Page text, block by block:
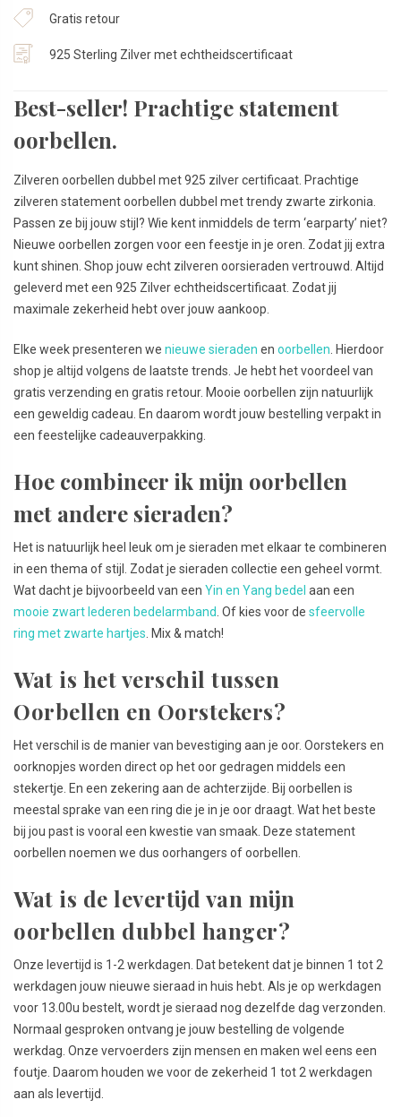
Gratis retour
925 Sterling Zilver met echtheidscertificaat
Best-seller! Prachtige statement
oorbellen.
Zilveren oorbellen dubbel met 925 zilver certificaat. Prachtige
zilveren statement oorbellen dubbel met trendy zwarte zirkonia.
Passen ze bij jouw stijl? Wie kent inmiddels de term ‘earparty’ niet?
Nieuwe oorbellen zorgen voor een feestje in je oren. Zodat jij extra
kunt shinen. Shop jouw echt zilveren oorsieraden vertrouwd. Altijd
geleverd met een 925 Zilver echtheidscertificaat. Zodat jij
maximale zekerheid hebt over jouw aankoop.
Elke week presenteren we nieuwe sieraden en oorbellen . Hierdoor
shop je altijd volgens de laatste trends. Je hebt het voordeel van
gratis verzending en gratis retour. Mooie oorbellen zijn natuurlijk
een geweldig cadeau. En daarom wordt jouw bestelling verpakt in
een feestelijke cadeauverpakking.
Hoe combineer ik mijn oorbellen
met andere sieraden?
Het is natuurlijk heel leuk om je sieraden met elkaar te combineren
in een thema of stijl. Zodat je sieraden collectie een geheel vormt.
Wat dacht je bijvoorbeeld van een Yin en Yang bedel aan een
mooie zwart lederen bedelarmband . Of kies voor de sfeervolle
ring met zwarte hartjes . Mix & match!
Wat is het verschil tussen
Oorbellen en Oorstekers?
Het verschil is de manier van bevestiging aan je oor. Oorstekers en
oorknopjes worden direct op het oor gedragen middels een
stekertje. En een zekering aan de achterzijde. Bij oorbellen is
meestal sprake van een ring die je in je oor draagt. Wat het beste
bij jou past is vooral een kwestie van smaak. Deze statement
oorbellen noemen we dus oorhangers of oorbellen.
Wat is de levertijd van mijn
oorbellen dubbel hanger?
Onze levertijd is 1-2 werkdagen. Dat betekent dat je binnen 1 tot 2
werkdagen jouw nieuwe sieraad in huis hebt. Als je op werkdagen
voor 13.00u bestelt, wordt je sieraad nog dezelfde dag verzonden.
Normaal gesproken ontvang je jouw bestelling de volgende
werkdag. Onze vervoerders zijn mensen en maken wel eens een
foutje. Daarom houden we voor de zekerheid 1 tot 2 werkdagen
aan als levertijd.